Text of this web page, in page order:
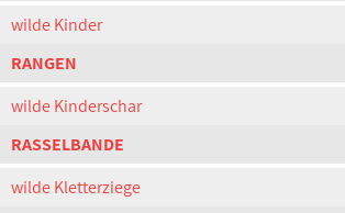
wilde Kinder
RANGEN
wilde Kinderschar
RASSELBANDE
wilde Kletterziege